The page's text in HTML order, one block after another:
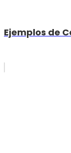
Ejemplos de